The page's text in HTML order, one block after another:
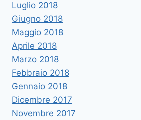
Luglio 2018
Giugno 2018
Maggio 2018
Aprile 2018
Marzo 2018
Febbraio 2018
Gennaio 2018
Dicembre 2017
Novembre 2017